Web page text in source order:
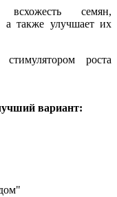
семян,
а также улучшает их
роста
вариант: